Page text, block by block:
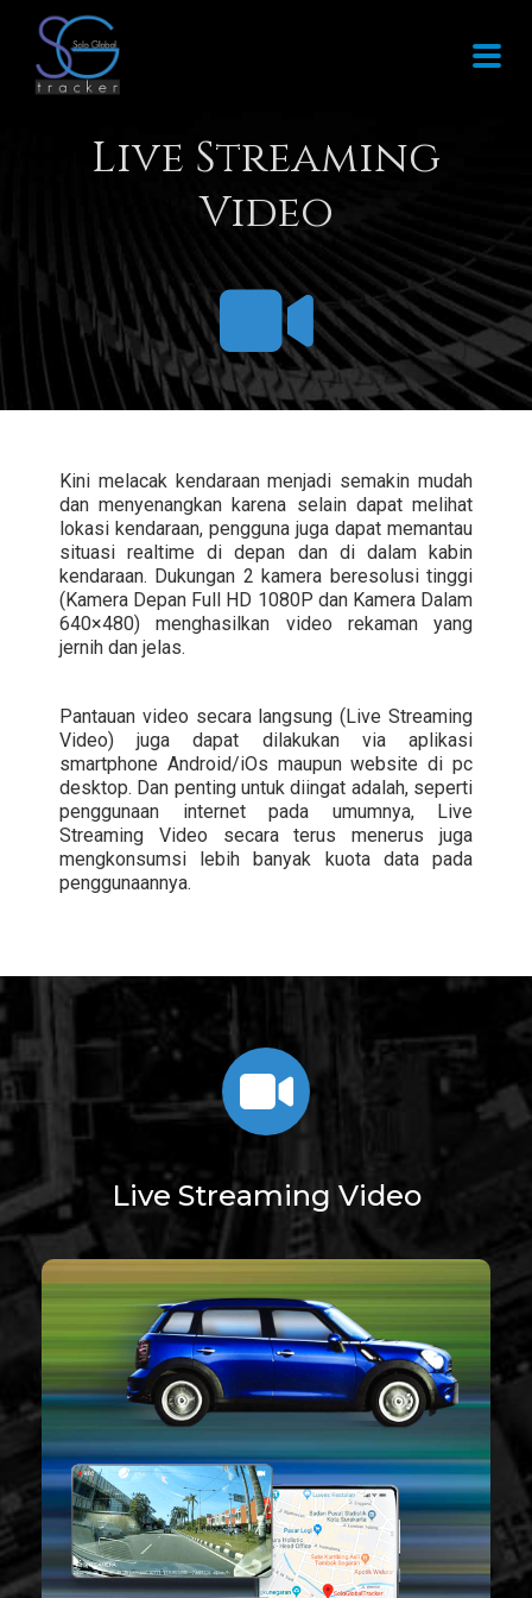
Live Streaming
Video
Kini melacak kendaraan menjadi semakin mudah
dan menyenangkan karena selain dapat melihat
lokasi kendaraan, pengguna juga dapat memantau
situasi realtime di depan dan di dalam kabin
kendaraan. Dukungan 2 kamera beresolusi tinggi
(Kamera Depan Full HD 1080P dan Kamera Dalam
640×480) menghasilkan video rekaman yang
jernih dan jelas.
Pantauan video secara langsung (Live Streaming
Video) juga dapat dilakukan via aplikasi
smartphone Android/iOs maupun website di pc
desktop. Dan penting untuk diingat adalah, seperti
penggunaan internet pada umumnya, Live
Streaming Video secara terus menerus juga
mengkonsumsi lebih banyak kuota data pada
penggunaannya.
Live Streaming Video